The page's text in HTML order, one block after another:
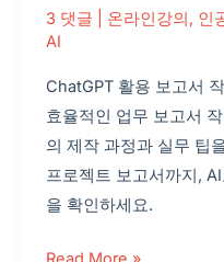
3 댓글 온라인강의, 인
AI
ChatGPT 활용 보고서
효율적인 업무 보고서
의 제작 과정과 실무 팁
프로젝트 보고서까지,
을 확인하세요.
토
리